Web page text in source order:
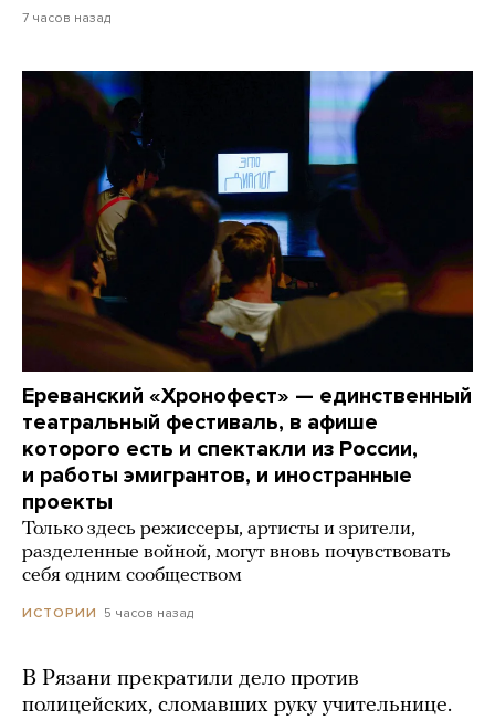
7 часов назад
Ереванский «Хронофест» — единственный
театральный фестиваль, в афише
которого есть и спектакли из России,
и работы эмигрантов, и иностранные
проекты
Только здесь режиссеры, артисты и зрители,
разделенные войной, могут вновь почувствовать
себя одним сообществом
ИСТОРИИ 5 часов назад
В Рязани прекратили дело против
полицейских, сломавших руку учительнице.